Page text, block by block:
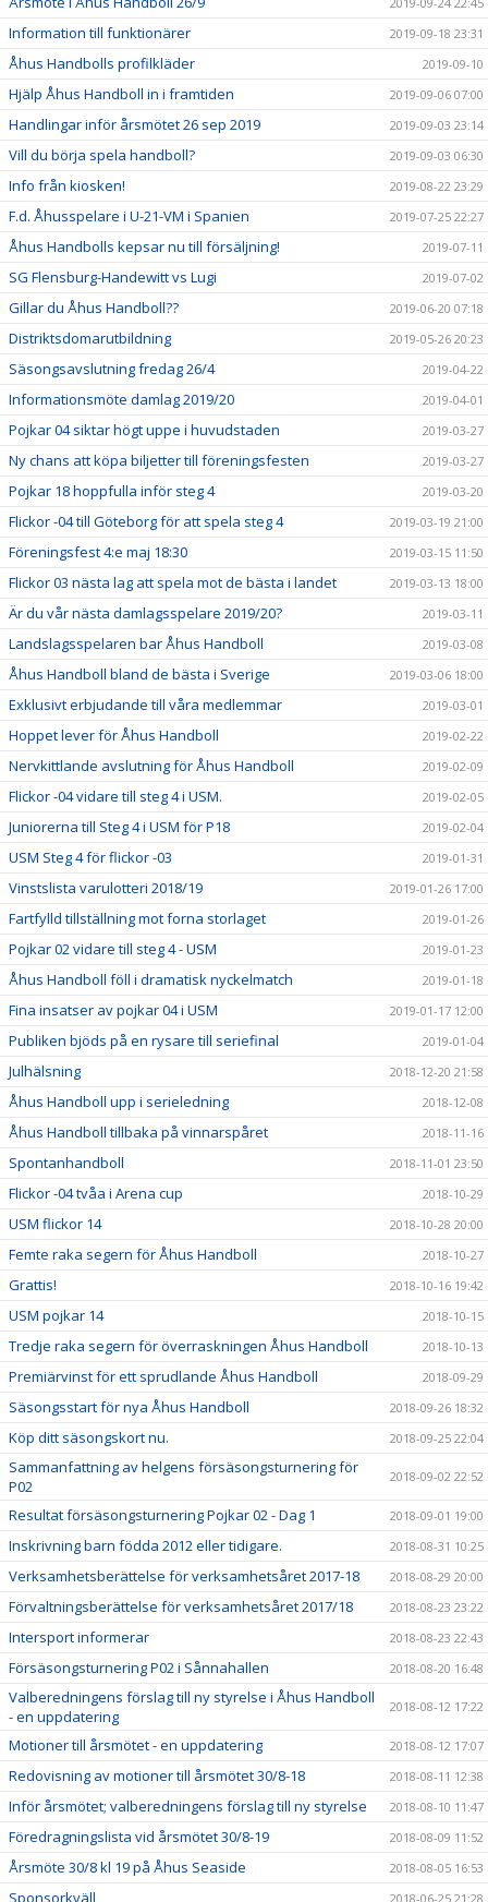
Information till funktionärer 2019-09-18 23:31
Åhus Handbolls profilkläder 2019-09-10
Hjälp Åhus Handboll in i framtiden 2019-09-06 07:00
Handlingar inför årsmötet 26 sep 2019 2019-09-03 23:14
Vill du börja spela handboll? 2019-09-03 06:30
Info från kiosken! 2019-08-22 23:29
F.d. Åhusspelare i U-21-VM i Spanien 2019-07-25 22:27
Åhus Handbolls kepsar nu till försäljning! 2019-07-11
SG Flensburg-Handewitt vs Lugi 2019-07-02
Gillar du Åhus Handboll?? 2019-06-20 07:18
Distriktsdomarutbildning 2019-05-26 20:23
Säsongsavslutning fredag 26/4 2019-04-22
Informationsmöte damlag 2019/20 2019-04-01
Pojkar 04 siktar högt uppe i huvudstaden 2019-03-27
Ny chans att köpa biljetter till föreningsfesten 2019-03-27
Pojkar 18 hoppfulla inför steg 4 2019-03-20
Flickor -04 till Göteborg för att spela steg 4 2019-03-19 21:00
Föreningsfest 4:e maj 18:30 2019-03-15 11:50
Flickor 03 nästa lag att spela mot de bästa i landet 2019-03-13 18:00
Är du vår nästa damlagsspelare 2019/20? 2019-03-11
Landslagsspelaren bar Åhus Handboll 2019-03-08
Åhus Handboll bland de bästa i Sverige 2019-03-06 18:00
Exklusivt erbjudande till våra medlemmar 2019-03-01
Hoppet lever för Åhus Handboll 2019-02-22
Nervkittlande avslutning för Åhus Handboll 2019-02-09
Flickor -04 vidare till steg 4 i USM. 2019-02-05
Juniorerna till Steg 4 i USM för P18 2019-02-04
USM Steg 4 för flickor -03 2019-01-31
Vinstslista varulotteri 2018/19 2019-01-26 17:00
Fartfylld tillställning mot forna storlaget 2019-01-26
Pojkar 02 vidare till steg 4 - USM 2019-01-23
Åhus Handboll föll i dramatisk nyckelmatch 2019-01-18
Fina insatser av pojkar 04 i USM 2019-01-17 12:00
Publiken bjöds på en rysare till seriefinal 2019-01-04
Julhälsning 2018-12-20 21:58
Åhus Handboll upp i serieledning 2018-12-08
Åhus Handboll tillbaka på vinnarspåret 2018-11-16
Spontanhandboll 2018-11-01 23:50
Flickor -04 tvåa i Arena cup 2018-10-29
USM flickor 14 2018-10-28 20:00
Femte raka segern för Åhus Handboll 2018-10-27
Grattis! 2018-10-16 19:42
USM pojkar 14 2018-10-15
Tredje raka segern för överraskningen Åhus Handboll 2018-10-13
Premiärvinst för ett sprudlande Åhus Handboll 2018-09-29
Säsongsstart för nya Åhus Handboll 2018-09-26 18:32
Köp ditt säsongskort nu. 2018-09-25 22:04
Sammanfattning av helgens försäsongsturnering för
P02
2018-09-02 22:52
Resultat försäsongsturnering Pojkar 02 - Dag 1 2018-09-01 19:00
Inskrivning barn födda 2012 eller tidigare. 2018-08-31 10:25
Verksamhetsberättelse för verksamhetsåret 2017-18 2018-08-29 20:00
Förvaltningsberättelse för verksamhetsåret 2017/18 2018-08-23 23:22
Intersport informerar 2018-08-23 22:43
Försäsongsturnering P02 i Sånnahallen 2018-08-20 16:48
Valberedningens förslag till ny styrelse i Åhus Handboll
- en uppdatering
2018-08-12 17:22
Motioner till årsmötet - en uppdatering 2018-08-12 17:07
Redovisning av motioner till årsmötet 30/8-18 2018-08-11 12:38
Inför årsmötet; valberedningens förslag till ny styrelse 2018-08-10 11:47
Föredragningslista vid årsmötet 30/8-19 2018-08-09 11:52
Årsmöte 30/8 kl 19 på Åhus Seaside 2018-08-05 16:53
Sponsorkväll 2018-06-25 21:28